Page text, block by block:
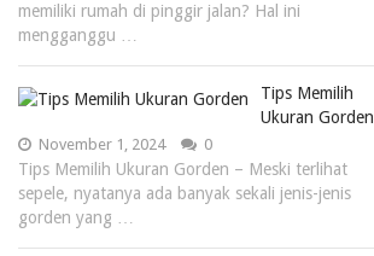
memiliki rumah di pinggir jalan? Hal ini
mengganggu …
Tips Memilih
Ukuran Gorden
November 1, 2024 0
Tips Memilih Ukuran Gorden – Meski terlihat
sepele, nyatanya ada banyak sekali jenis-jenis
gorden yang …